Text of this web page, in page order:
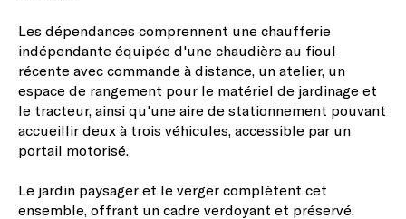
Les dépendances comprennent une chaufferie
indépendante équipée d'une chaudière au fioul
récente avec commande à distance, un atelier, un
espace de rangement pour le matériel de jardinage et
le tracteur, ainsi qu'une aire de stationnement pouvant
accueillir deux à trois véhicules, accessible par un
portail motorisé.
Le jardin paysager et le verger complètent cet
ensemble, offrant un cadre verdoyant et préservé.